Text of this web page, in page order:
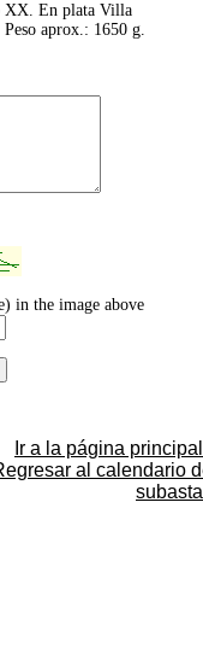
XX. En plata Villa
aprox.: 1650 g.
in the image above
Ir a la página principal
al calendario